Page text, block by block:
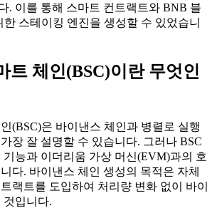
. 이를 통해 스마트 컨트랙트와 BNB 블
스테이킹 엔진을 생성할 수 있었습니
트 체인(BSC)이란 무엇인
(BSC)은 바이낸스 체인과 병렬로 실행
장 잘 설명할 수 있습니다. 그러나 BSC
능과 이더리움 가상 머신(EVM)과의 호
다. 바이낸스 체인 생성의 목적은 자체
랙트를 도입하여 처리량 변화 없이 바이
것입니다.